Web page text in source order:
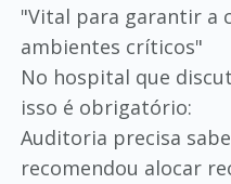
"Vital para garantir a
ambientes críticos"
No hospital que
isso é obrigatório:
Auditoria precisa
recomendou alocar